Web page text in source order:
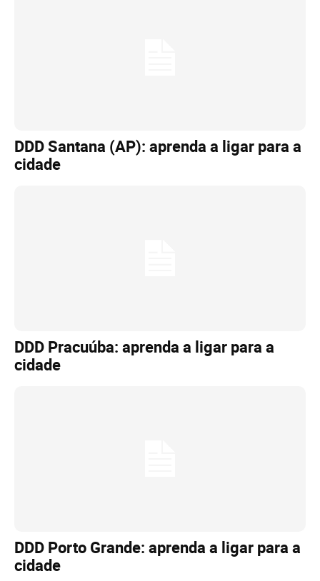
DDD Santana (AP): aprenda a ligar para a
cidade
DDD Pracuúba: aprenda a ligar para a
cidade
DDD Porto Grande: aprenda a ligar para a
cidade